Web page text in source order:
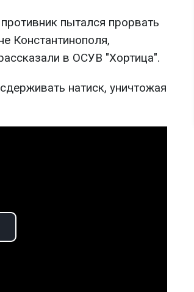
пытался прорвать
Константинополя,
в ОСУВ "Хортица".
натиск, уничтожая